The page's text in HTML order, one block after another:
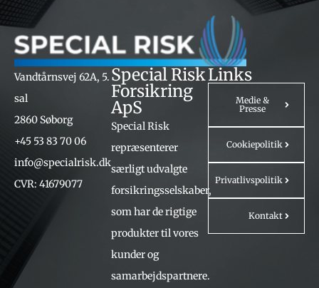
Vandtårnsvej 62A, 5.
sal
2860 Søborg
+45 53 83 70 06
info@specialrisk.dk
CVR: 41679077
Special Risk
Forsikring
ApS
Special Risk
repræsenterer
særligt udvalgte
forsikringsselskaber,
som har de rigtige
produkter til vores
kunder og
samarbejdspartnere.
Links
Medie &
Presse
Cookiepolitik
Privatlivspolitik
Kontakt